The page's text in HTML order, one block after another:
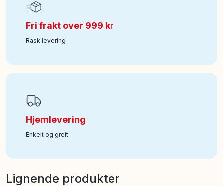
Fri frakt over 999 kr
Rask levering
Hjemlevering
Enkelt og greit
Lignende produkter